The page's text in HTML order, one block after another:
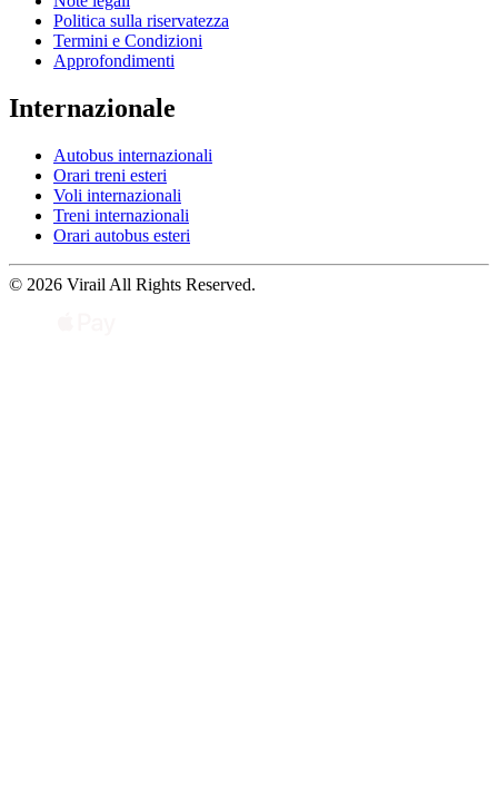
Politica sulla riservatezza
Termini e Condizioni
Approfondimenti
Internazionale
Autobus internazionali
Orari treni esteri
Voli internazionali
Treni internazionali
Orari autobus esteri
© 2026 Virail All Rights Reserved.